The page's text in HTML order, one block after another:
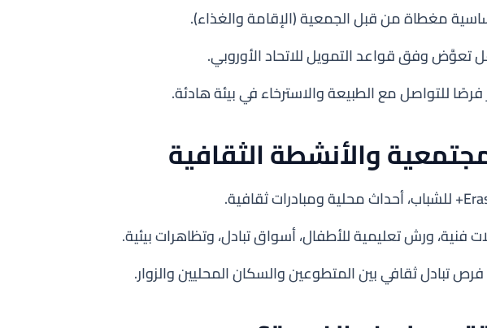
مغطاة من قبل الجمعية (الإقامة والغذاء).
تعوَّض وفق قواعد التمويل للاتحاد الأوروبي.
للتواصل مع الطبيعة والاسترخاء في بيئة هادئة.
والأنشطة الثقافية
ورش تعليمية للأطفال، أسواق تبادل، وتظاهرات بيئية.
تبادل ثقافي بين المتطوعين والسكان المحليين والزوار.